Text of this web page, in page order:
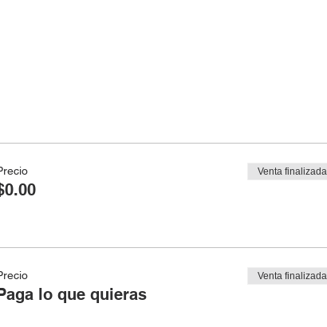
Venta finalizada
lo que quieras
Venta finalizada